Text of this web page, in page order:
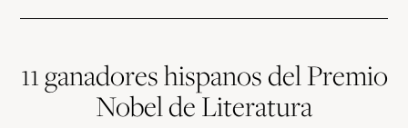
11 ganadores hispanos del Premio
Nobel de Literatura